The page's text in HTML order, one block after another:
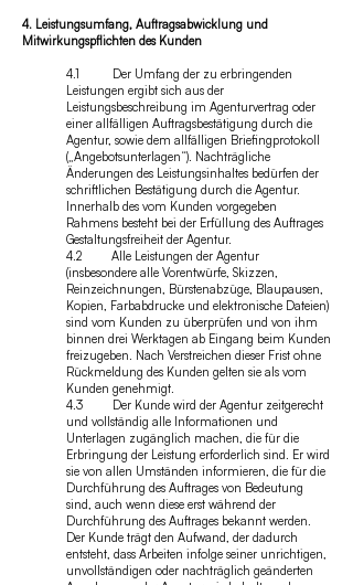
4. Leistungsumfang, Auftragsabwicklung und
Mitwirkungspflichten des Kunden
4.1 Der Umfang der zu erbringenden
Leistungen ergibt sich aus der
Leistungsbeschreibung im Agenturvertrag oder
einer allfälligen Auftragsbestätigung durch die
Agentur, sowie dem allfälligen Briefingprotokoll
(„Angebotsunterlagen“). Nachträgliche
Änderungen des Leistungsinhaltes bedürfen der
schriftlichen Bestätigung durch die Agentur.
Innerhalb des vom Kunden vorgegeben
Rahmens besteht bei der Erfüllung des Auftrages
Gestaltungsfreiheit der Agentur.
4.2 Alle Leistungen der Agentur
(insbesondere alle Vorentwürfe, Skizzen,
Reinzeichnungen, Bürstenabzüge, Blaupausen,
Kopien, Farbabdrucke und elektronische Dateien)
sind vom Kunden zu überprüfen und von ihm
binnen drei Werktagen ab Eingang beim Kunden
freizugeben. Nach Verstreichen dieser Frist ohne
Rückmeldung des Kunden gelten sie als vom
Kunden genehmigt.
4.3 Der Kunde wird der Agentur zeitgerecht
und vollständig alle Informationen und
Unterlagen zugänglich machen, die für die
Erbringung der Leistung erforderlich sind. Er wird
sie von allen Umständen informieren, die für die
Durchführung des Auftrages von Bedeutung
sind, auch wenn diese erst während der
Durchführung des Auftrages bekannt werden.
Der Kunde trägt den Aufwand, der dadurch
entsteht, dass Arbeiten infolge seiner unrichtigen,
unvollständigen oder nachträglich geänderten